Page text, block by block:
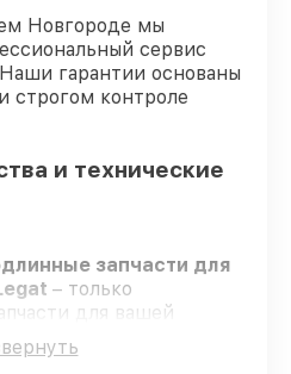
Новгороде мы
сервис
гарантии основаны
строгом контроле
и технические
запчасти для
– только
для вашей
– проходят строгий